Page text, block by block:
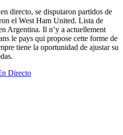
directo, se disputaron partidos de
el West Ham United. Lista de
Argentina. Il n’y a actuellement
le pays qui propose cette forme de
tiene la oportunidad de ajustar su
Directo